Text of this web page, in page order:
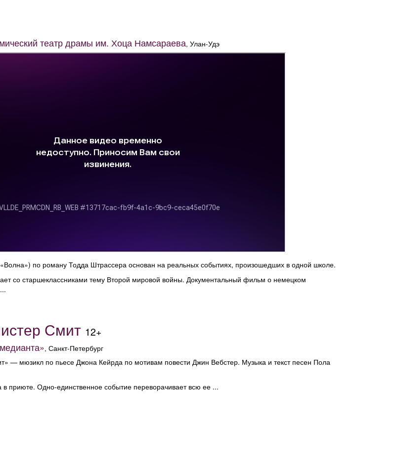
театр драмы им. Хоца Намсараева, Улан-Удэ
по роману Тодда Штрассера основан на реальных событиях, произошедших в одной школе.
со старшеклассниками тему Второй мировой войны. Документальный фильм о немецком
Смит 12+
, Санкт-Петербург
— мюзикл по пьесе Джона Кейрда по мотивам повести Джин Вебстер. Музыка и текст песен Пола
приюте. Одно-единственное событие переворачивает всю ее ...